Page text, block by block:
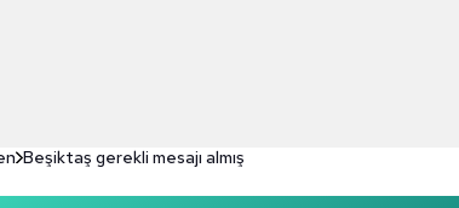
Beşiktaş gerekli mesajı almış